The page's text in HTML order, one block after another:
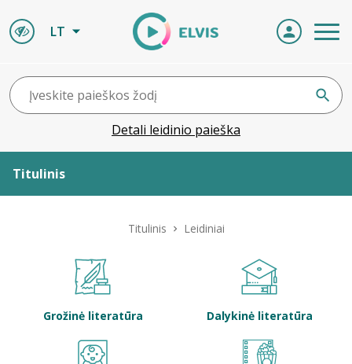
LT
Detali leidinio paieška
Titulinis
Titulinis Leidiniai
Grožinė literatūra Dalykinė literatūra